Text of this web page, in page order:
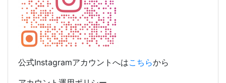
公式Instagramアカウントへはこちらから